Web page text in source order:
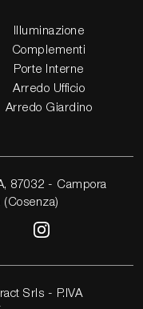
Illuminazione
Complementi
Porte Interne
Arredo Ufficio
Arredo Giardino
87032 - Campora
Srls - P.IVA